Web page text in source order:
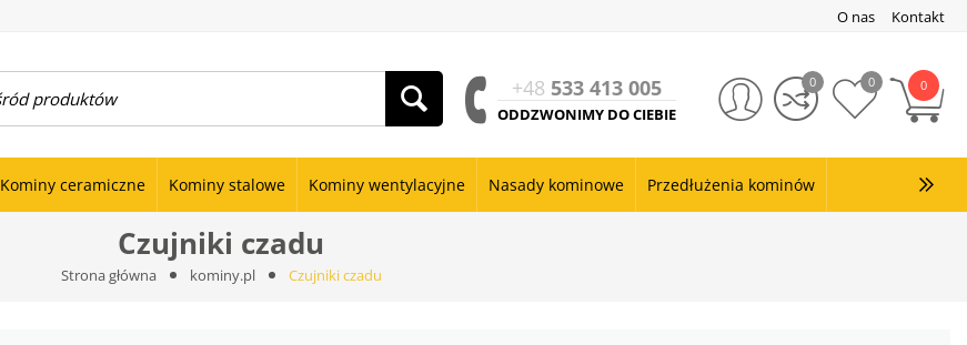
O nas Kontakt
+48 533 413 005
ODDZWONIMY DO CIEBIE
0
0 0
Kominy ceramiczne Kominy stalowe Kominy wentylacyjne Nasady kominowe Przedłużenia kominów
Czujniki czadu
Strona główna kominy.pl Czujniki czadu